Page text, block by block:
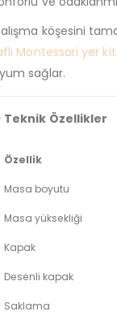
köşesini
Montessori yer
sağlar.
Teknik Özellikler
Özellik
Masa boyutu
Masa yüksekliği
Kapak
Desenli kapak
Saklama